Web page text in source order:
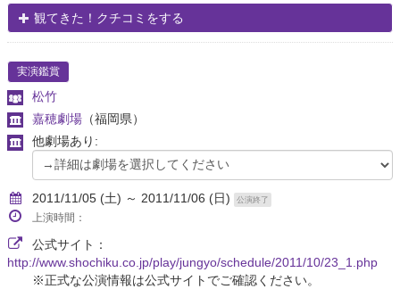
観てきた！クチコミをする
実演鑑賞
松竹
嘉穂劇場 （福岡県）
他劇場あり:
2011/11/05 (土) ～ 2011/11/06 (日) 公演終了
上演時間：
公式サイト：
http://www.shochiku.co.jp/play/jungyo/schedule/2011/10/23_1.php
※正式な公演情報は公式サイトでご確認ください。